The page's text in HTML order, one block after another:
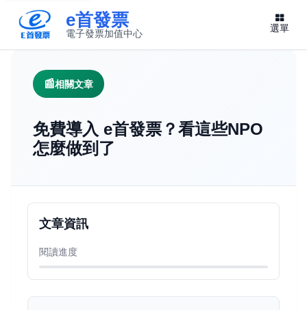
e首發票
電子發票加值中心 選單
相關文章
免費導入 e首發票？看這些NPO
怎麼做到了
文章資訊
閱讀進度